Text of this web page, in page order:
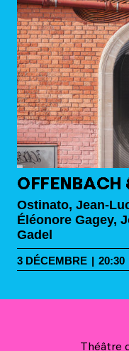
OFFENBACH
Ostinato, Jean-
Éléonore Gagey,
Gadel
3 DÉCEMBRE 20:30
Théâtre